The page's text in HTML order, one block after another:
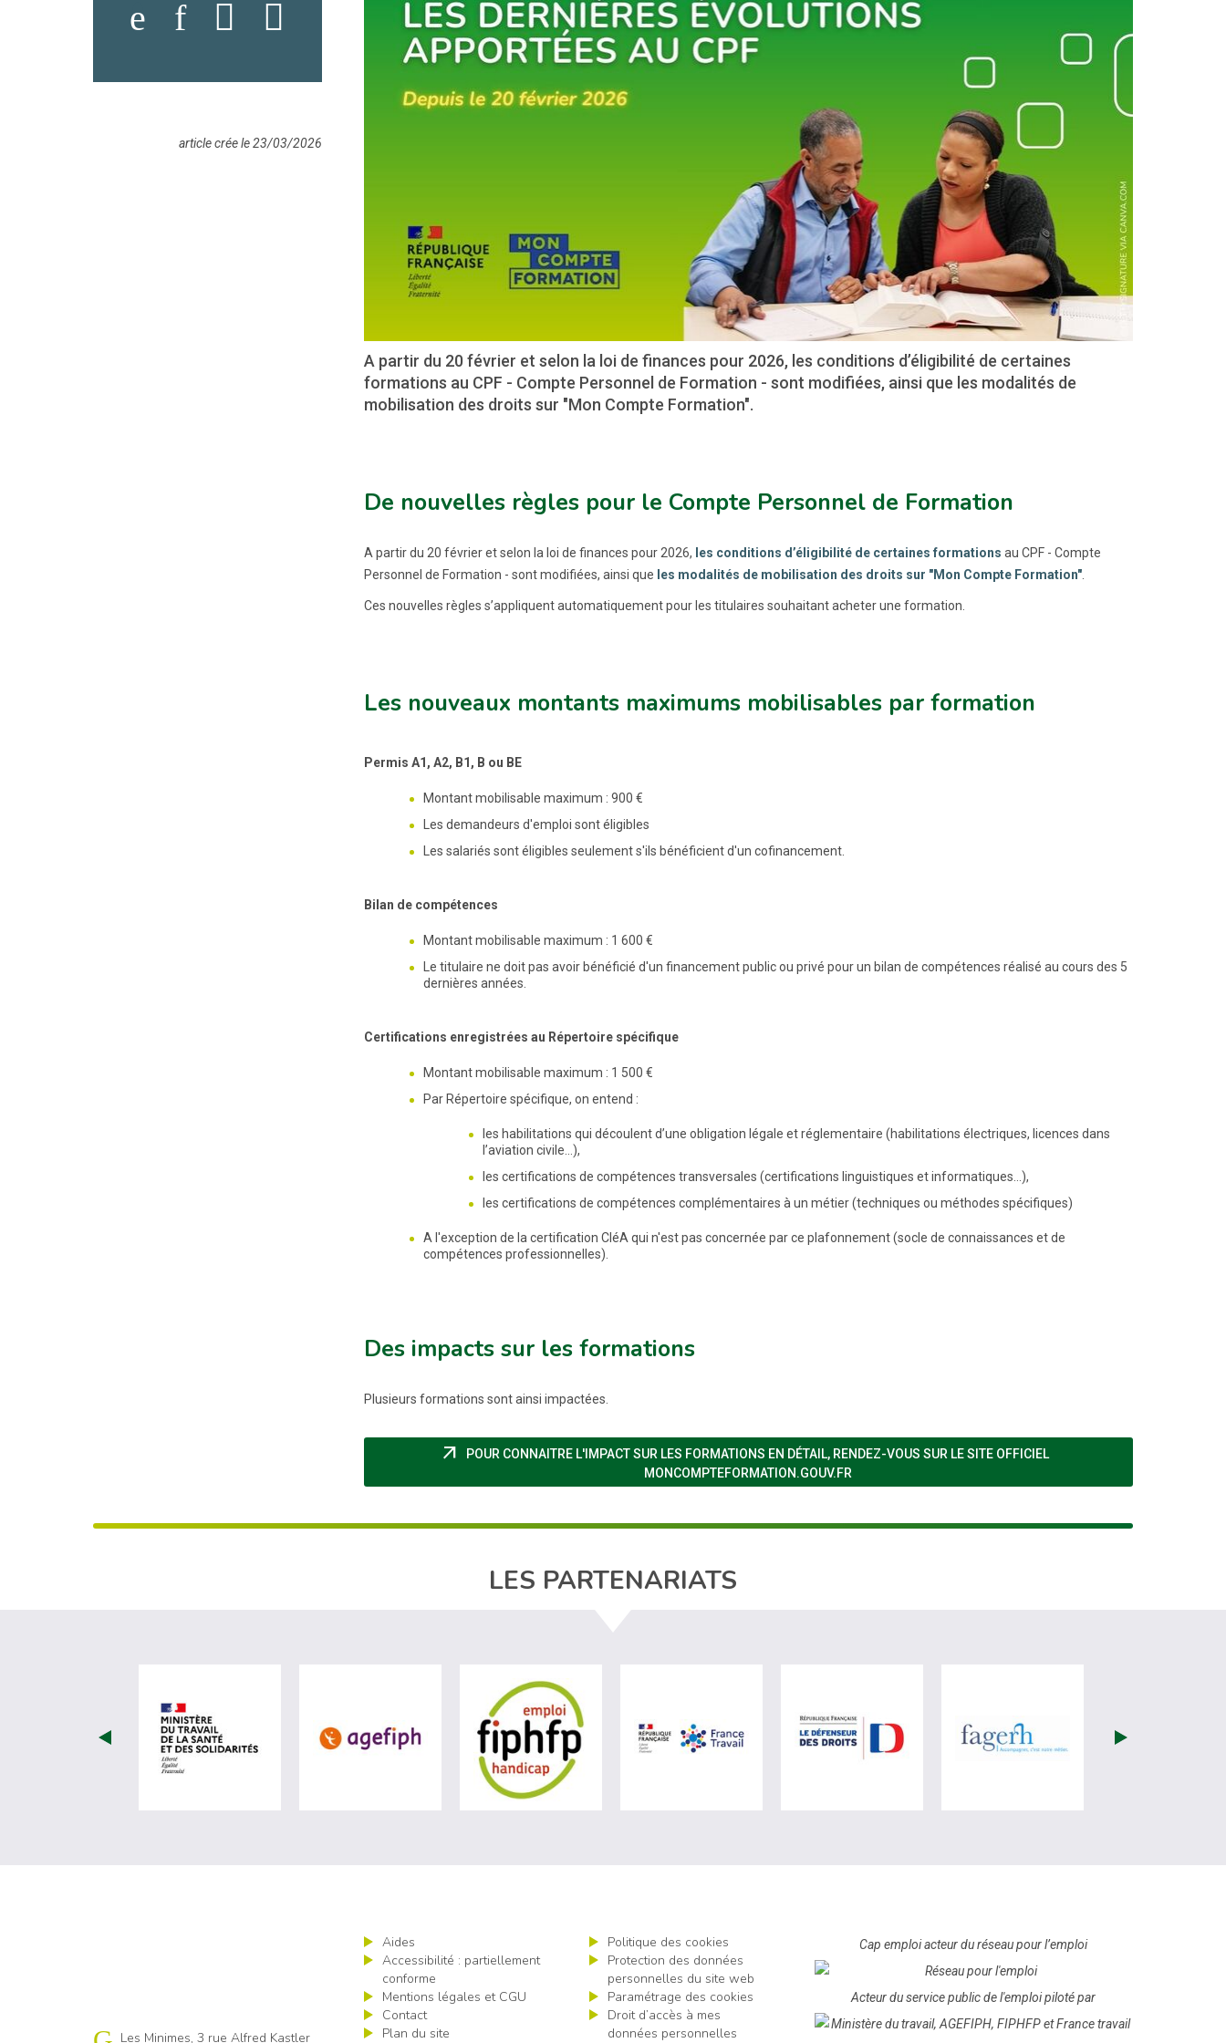
A partir du 20 février et selon la loi de finances pour 2026, les conditions d’éligibilité de certaines
formations au CPF - Compte Personnel de Formation - sont modifiées, ainsi que les modalités de
mobilisation des droits sur "Mon Compte Formation".
De nouvelles règles pour le Compte Personnel de Formation
A partir du 20 février et selon la loi de finances pour 2026, les conditions d’éligibilité de certaines formations au CPF - Compte
Personnel de Formation - sont modifiées, ainsi que les modalités de mobilisation des droits sur "Mon Compte Formation".
Ces nouvelles règles s’appliquent automatiquement pour les titulaires souhaitant acheter une formation.
Les nouveaux montants maximums mobilisables par formation
Permis A1, A2, B1, B ou BE
Montant mobilisable maximum : 900 €
Les demandeurs d'emploi sont éligibles
Les salariés sont éligibles seulement s'ils bénéficient d'un cofinancement.
Bilan de compétences
Montant mobilisable maximum : 1 600 €
Le titulaire ne doit pas avoir bénéficié d'un financement public ou privé pour un bilan de compétences réalisé au cours des 5
dernières années.
Certifications enregistrées au Répertoire spécifique
Montant mobilisable maximum : 1 500 €
Par Répertoire spécifique, on entend :
les habilitations qui découlent d’une obligation légale et réglementaire (habilitations électriques, licences dans
l’aviation civile…),
les certifications de compétences transversales (certifications linguistiques et informatiques…),
les certifications de compétences complémentaires à un métier (techniques ou méthodes spécifiques)
A l'exception de la certification CléA qui n'est pas concernée par ce plafonnement (socle de connaissances et de
compétences professionnelles).
Des impacts sur les formations
Plusieurs formations sont ainsi impactées.
arrow_outward
POUR CONNAITRE L'IMPACT SUR LES FORMATIONS EN DÉTAIL, RENDEZ-VOUS SUR LE SITE OFFICIEL
MONCOMPTEFORMATION.GOUV.FR
article crée le 23/03/2026
LES PARTENARIATS
visiter les site de Ministère du travail (nouvelle fenêtre)
visiter les site de Agefiph (nouvelle fenêtre)visiter les site de Fiphfp (nouvelle fenêtre)visiter les site de France Travail (nouvelle fenêtre)visiter les site de Défenseur des droits (nouvelle fenêtre)
visiter les site de Fagerh
Cap emploi 17
Les Minimes, 3 rue Alfred Kastler
Aides
Accessibilité : partiellement
conforme
Mentions légales et CGU
Contact
Plan du site
Politique des cookies
Protection des données
personnelles du site web
Paramétrage des cookies
Droit d’accès à mes
données personnelles
Cap emploi acteur du réseau pour l’emploi
Acteur du service public de l'emploi piloté par